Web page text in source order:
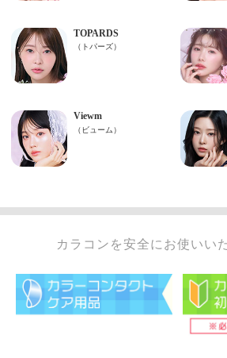
カラコンを安全にお使いい